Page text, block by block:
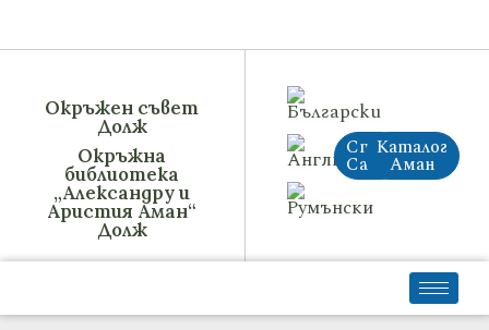
Окръжен съвет
Долж
Окръжна
библиотека
„Александру и
Аристия Аман“
Долж
Стар
Сайт
Каталог
Аман